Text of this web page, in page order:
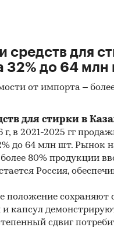
средств для
32% до 64 млн
от импорта –
для стирки в
в 2021-2025 гг
до 64 млн шт. Рынок
80% продукции
Россия,
положение сохраняют
и капсул
сдвиг